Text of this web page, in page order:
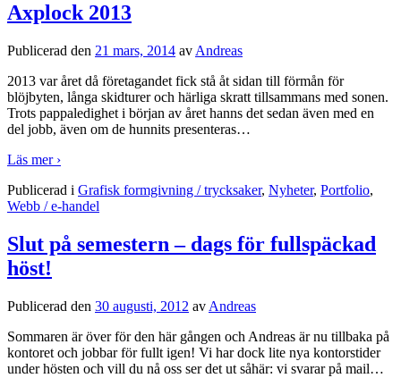
Axplock 2013
Publicerad den 21 mars, 2014 av Andreas
2013 var året då företagandet fick stå åt sidan till förmån för
blöjbyten, långa skidturer och härliga skratt tillsammans med sonen.
Trots pappaledighet i början av året hanns det sedan även med en
del jobb, även om de hunnits presenteras…
Läs mer ›
Publicerad i Grafisk formgivning / trycksaker, Nyheter, Portfolio,
Webb / e-handel
Slut på semestern – dags för fullspäckad
höst!
Publicerad den 30 augusti, 2012 av Andreas
Sommaren är över för den här gången och Andreas är nu tillbaka på
kontoret och jobbar för fullt igen! Vi har dock lite nya kontorstider
under hösten och vill du nå oss ser det ut såhär: vi svarar på mail…